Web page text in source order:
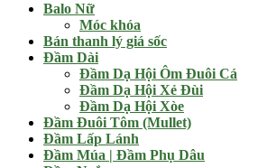
Balo Nữ
Móc khóa
Bán thanh lý giá sốc
Đầm Dài
Đầm Dạ Hội Ôm Đuôi Cá
Đầm Dạ Hội Xẻ Đùi
Đầm Dạ Hội Xòe
Đầm Đuôi Tôm (Mullet)
Đầm Lấp Lánh
Đầm Múa | Đầm Phụ Dâu